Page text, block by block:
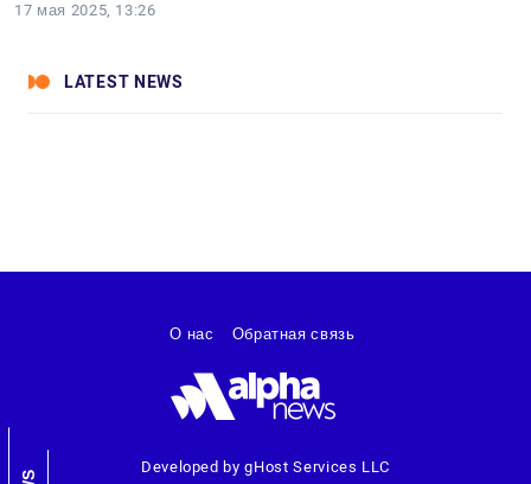
17 мая 2025, 13:26
LATEST NEWS
Developed by gHost Services LLC
О нас Обратная связь